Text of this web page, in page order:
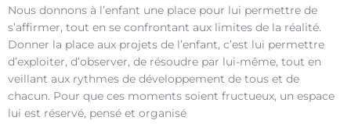
Nous donnons à l’enfant une place pour lui permettre de
s’affirmer, tout en se confrontant aux limites de la réalité.
Donner la place aux projets de l’enfant, c’est lui permettre
d’exploiter, d’observer, de résoudre par lui-même, tout en
veillant aux rythmes de développement de tous et de
chacun. Pour que ces moments soient fructueux, un espace
lui est réservé, pensé et organisé